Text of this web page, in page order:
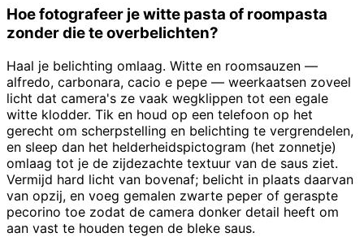
Hoe fotografeer je witte pasta of roompasta
zonder die te overbelichten?
Haal je belichting omlaag. Witte en roomsauzen —
alfredo, carbonara, cacio e pepe — weerkaatsen zoveel
licht dat camera's ze vaak wegklippen tot een egale
witte klodder. Tik en houd op een telefoon op het
gerecht om scherpstelling en belichting te vergrendelen,
en sleep dan het helderheidspictogram (het zonnetje)
omlaag tot je de zijdezachte textuur van de saus ziet.
Vermijd hard licht van bovenaf; belicht in plaats daarvan
van opzij, en voeg gemalen zwarte peper of geraspte
pecorino toe zodat de camera donker detail heeft om
aan vast te houden tegen de bleke saus.